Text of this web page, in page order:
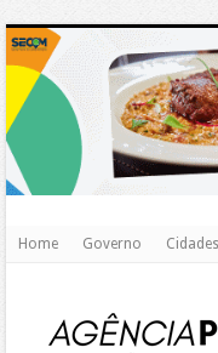
Home Governo Cidades